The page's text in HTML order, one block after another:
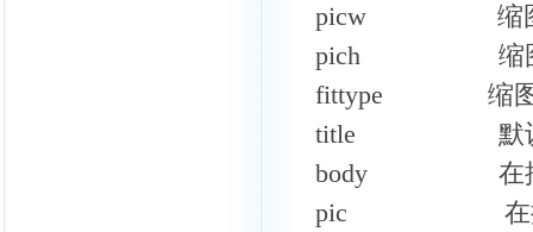
picw 缩图宽度
pich 缩图高度
fittype 缩图的
title 默认的
body 在插件设
pic 在插件设